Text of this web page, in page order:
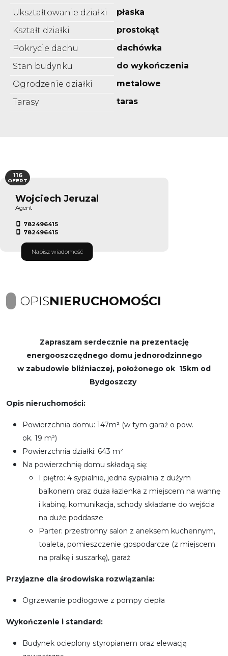
Ukształtowanie działki
płaska
Kształt działki
prostokąt
Pokrycie dachu
dachówka
Stan budynku
do wykończenia
Ogrodzenie działki
metalowe
Tarasy
taras
Wojciech Jeruzal
Agent
782496415
782496415
Napisz wiadomość
116
OFERT
OPISNIERUCHOMOŚCI
Zapraszam serdecznie na prezentację
energooszczędnego domu jednorodzinnego
w zabudowie bliźniaczej, położonego ok 15km od
Bydgoszczy
Opis nieruchomości:
Powierzchnia domu: 147m² (w tym garaż o pow.
ok. 19 m²)
Powierzchnia działki: 643 m²
Na powierzchnię domu składają się:
I piętro: 4 sypialnie, jedna sypialnia z dużym
balkonem oraz duża łazienka z miejscem na wannę
i kabinę, komunikacja, schody składane do wejścia
na duże poddasze
Parter: przestronny salon z aneksem kuchennym,
toaleta, pomieszczenie gospodarcze (z miejscem
na pralkę i suszarkę), garaż
Przyjazne dla środowiska rozwiązania:
Ogrzewanie podłogowe z pompy ciepła
Wykończenie i standard:
Budynek ocieplony styropianem oraz elewacją